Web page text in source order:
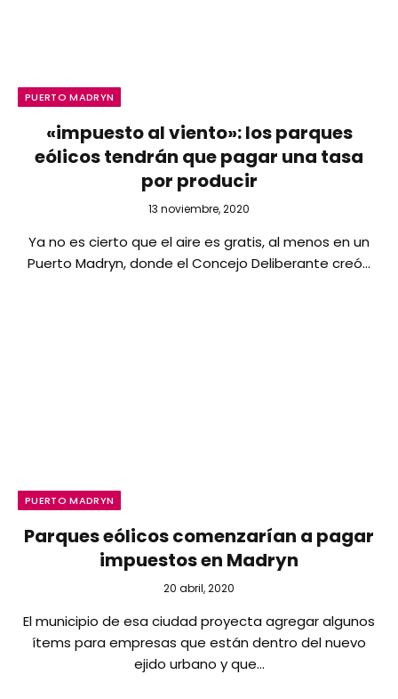
PUERTO MADRYN
«impuesto al viento»: los parques
eólicos tendrán que pagar una tasa
por producir
13 noviembre, 2020
Ya no es cierto que el aire es gratis, al menos en un
Puerto Madryn, donde el Concejo Deliberante creó…
PUERTO MADRYN
Parques eólicos comenzarían a pagar
impuestos en Madryn
20 abril, 2020
El municipio de esa ciudad proyecta agregar algunos
ítems para empresas que están dentro del nuevo
ejido urbano y que…